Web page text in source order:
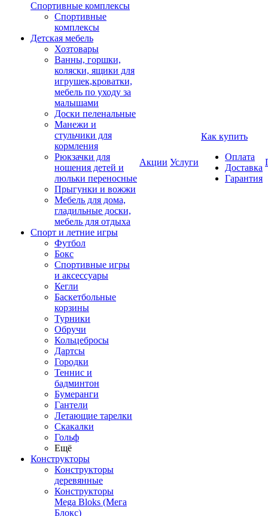
Спортивные комплексы
Спортивные
комплексы
Детская мебель
Хозтовары
Ванны, горшки,
коляски, ящики для
игрушек,кроватки,
мебель по уходу за
малышами
Доски пеленальные
Манежи и
стульчики для
кормления
Рюкзачки для
ношения детей и
люльки переносные
Прыгунки и вожжи
Мебель для дома,
гладильные доски,
мебель для отдыха
Спорт и летние игры
Футбол
Бокс
Спортивные игры
и аксессуары
Кегли
Баскетбольные
корзины
Турники
Обручи
Кольцебросы
Дартсы
Городки
Теннис и
бадминтон
Бумеранги
Гантели
Летающие тарелки
Скакалки
Гольф
Ещё
Конструкторы
Конструкторы
деревянные
Конструкторы
Mega Bloks (Мега
Блокс)
Акции Услуги
Как купить
Оплата
Доставка
Гарантия